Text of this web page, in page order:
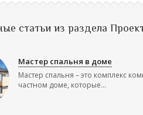
статьи из раздела
Мастер спальня в доме
Мастер спальня – это комплекс
частном доме, которые...